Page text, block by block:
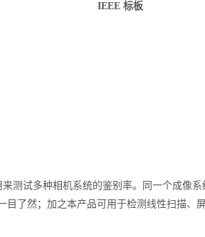
IEEE 标板
测试多种相机系统的鉴别率。同一个成像
目了然；加之本产品可用于检测线性扫描、